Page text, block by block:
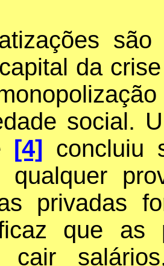
da
social.
[4]
concluiu
qualquer
privadas
que as
cair